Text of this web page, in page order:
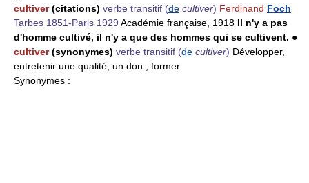
cultiver(citations) verbe transitif (de cultiver) Ferdinand Foch
Tarbes 1851-Paris 1929 Académie française, 1918 Il n'y a pas
d'homme cultivé, il n'y a que des hommes qui se cultivent. ●
cultiver(synonymes) verbe transitif (de cultiver) Développer,
entretenir une qualité, un don ; former
Synonymes :